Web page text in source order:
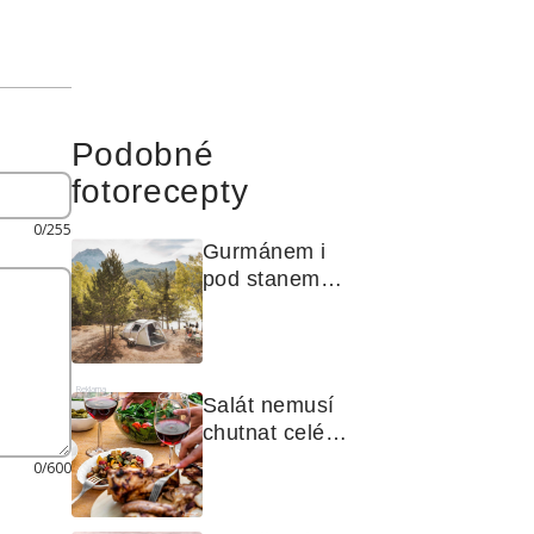
0/255
0/600
Podobné
fotorecepty
Gurmánem i
pod stanem?
Jak na polní
kuchyni a na
čem vařit
Reklama
Salát nemusí
chutnat celé
léto stejně.
Objevte
zálivky, které